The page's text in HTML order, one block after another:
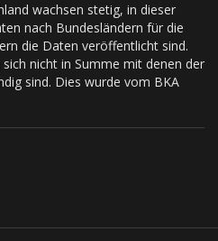
wachsen stetig, in dieser
nach Bundesländern für die
die Daten veröffentlicht sind.
nicht in Summe mit denen der
sind. Dies wurde vom BKA